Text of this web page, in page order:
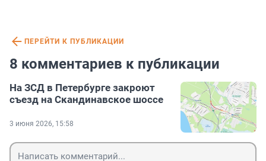
ПЕРЕЙТИ К ПУБЛИКАЦИИ
8 комментариев к публикации
На ЗСД в Петербурге закроют
съезд на Скандинавское шоссе
3 июня 2026, 15:58